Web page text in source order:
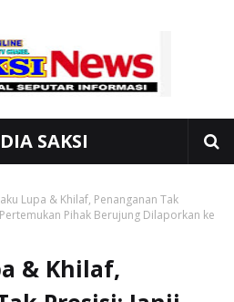
SAKSI
Lupa & Khilaf, Penanganan Tak
Pihak Berujung Dilaporkan ke
& Khilaf,